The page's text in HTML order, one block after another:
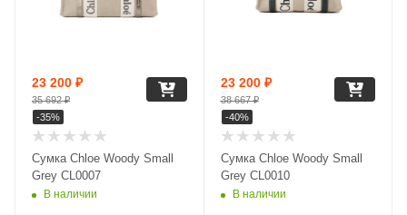
Сумка Chloe Woody Small
Grey CL0007
В наличии
23 200 ₽
35 692₽
-35%
Сумка Chloe Woody Small
Grey CL0010
В наличии
23 200₽
38 667₽
-40%